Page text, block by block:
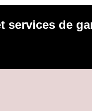
services de